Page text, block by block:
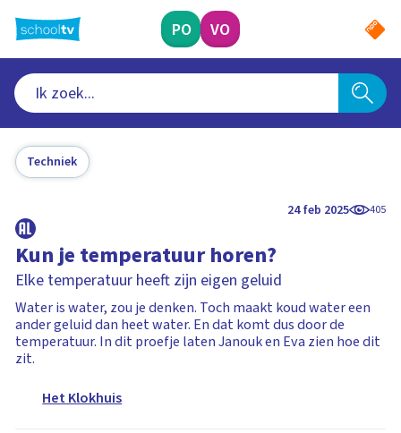
naar
hoofdinhoud
PO VO
Techniek
24 feb 2025 405
Kun je temperatuur horen?
Elke temperatuur heeft zijn eigen geluid
Water is water, zou je denken. Toch maakt koud water een
ander geluid dan heet water. En dat komt dus door de
temperatuur. In dit proefje laten Janouk en Eva zien hoe dit
zit.
Het Klokhuis